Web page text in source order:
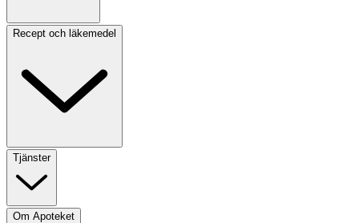
Recept och läkemedel
Tjänster
Om Apoteket